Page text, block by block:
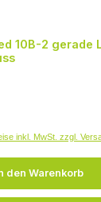
10B-2 gerade
inkl. MwSt. zzgl.
den Warenkorb